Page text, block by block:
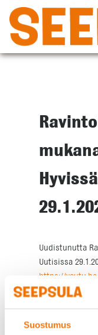
Suostumus
Siirry
sisältöön
Uudistunutta
Uutisissa
https://
Ravintolasta